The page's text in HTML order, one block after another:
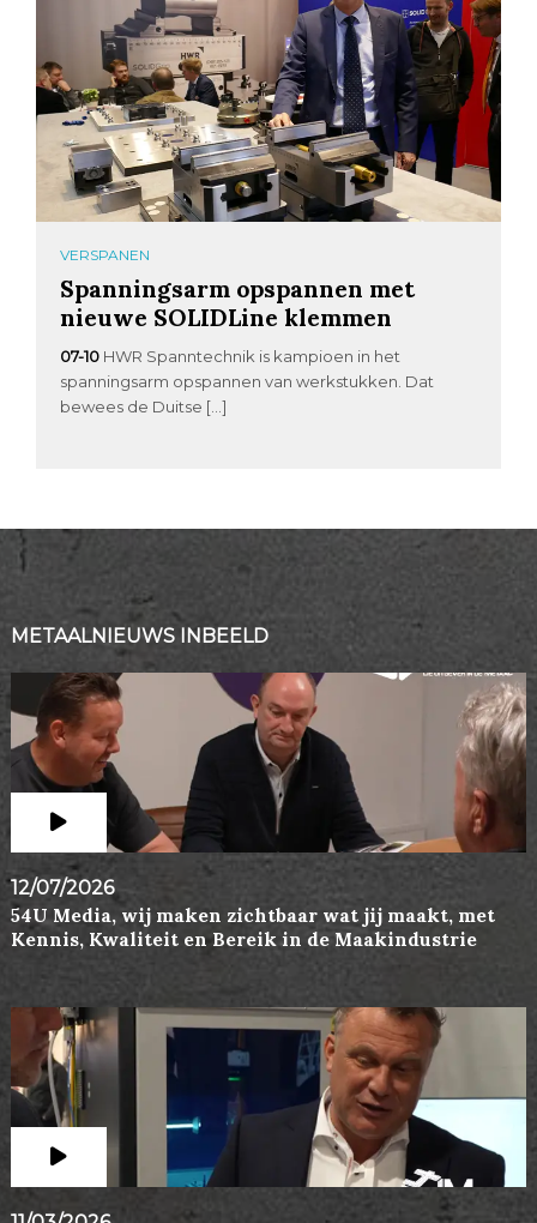
VERSPANEN
Spanningsarm opspannen met
nieuwe SOLIDLine klemmen
07-10 HWR Spanntechnik is kampioen in het
spanningsarm opspannen van werkstukken. Dat
bewees de Duitse […]
METAALNIEUWS INBEELD
12/07/2026
54U Media, wij maken zichtbaar wat jij maakt, met
Kennis, Kwaliteit en Bereik in de Maakindustrie